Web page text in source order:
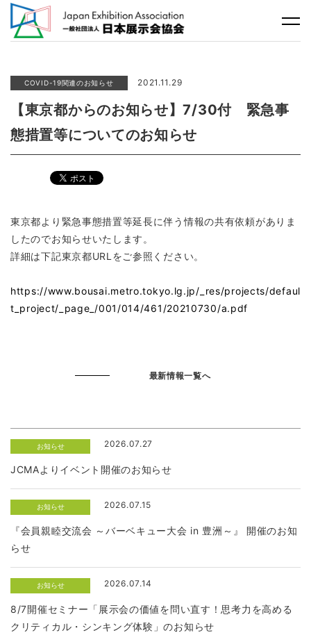
COVID-19関連のお知らせ 2021.11.29
【東京都からのお知らせ】7/30付 緊急事
態措置等についてのお知らせ
東京都より緊急事態措置等延長に伴う情報の共有依頼がありま
したのでお知らせいたします。
詳細は下記東京都URLをご参照ください。
https://www.bousai.metro.tokyo.lg.jp/_res/projects/defaul
t_project/_page_/001/014/461/20210730/a.pdf
最新情報一覧へ
お知らせ 2026.07.27
JCMAよりイベント開催のお知らせ
お知らせ 2026.07.15
『会員親睦交流会 ～バーベキュー大会 in 豊洲～』 開催のお知
らせ
お知らせ 2026.07.14
8/7開催セミナー「展示会の価値を問い直す！思考力を高める
クリティカル・シンキング体験」のお知らせ